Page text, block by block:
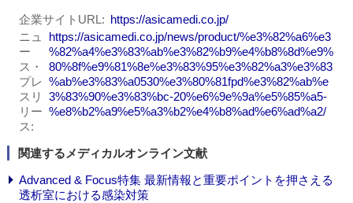
企業サイトURL
https://asicamedi.co.jp/
ニュ
ー
ス・
プレ
スリ
リー
ス
https://asicamedi.co.jp/news/product/%e3%82%a6%e3
%82%a4%e3%83%ab%e3%82%b9%e4%b8%8d%e9%
80%8f%e9%81%8e%e3%83%95%e3%82%a3%e3%83
%ab%e3%83%a0530%e3%80%81fpd%e3%82%ab%e
3%83%90%e3%83%bc-20%e6%9e%9a%e5%85%a5-
%e8%b2%a9%e5%a3%b2%e4%b8%ad%e6%ad%a2/
関連するメディカルオンライン文献
Advanced & Focus特集 最新情報と重要ポイントを押さえる
透析室における感染対策